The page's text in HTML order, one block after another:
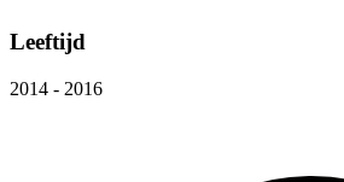
Leeftijd
2014 - 2016